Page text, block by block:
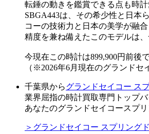
転錘の動きを鑑賞できる点も時
SBGA443は、その希少性と日本
コーの技術力と日本の美学が融
精度を兼ね備えたこのモデルは
今現在この時計は899,900円前後
（※2026年6月現在のグランド
千葉県からグランドセイコー ス
業界屈指の時計買取専門トップ
あなたのグランドセイコースプ
＞グランドセイコー スプリング